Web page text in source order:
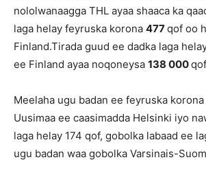
nololwanaagga THL ayaa shaaca ka
laga helay feyruska korona 477qof oo
Finland.Tirada guud ee dadka laga
ee Finland ayaa noqoneysa 138 000
Meelaha ugu badan ee feyruska
Uusimaa ee caasimadda Helsinki iyo
laga helay 174 qof, gobolka labaad ee
ugu badan waa gobolka Varsinais-